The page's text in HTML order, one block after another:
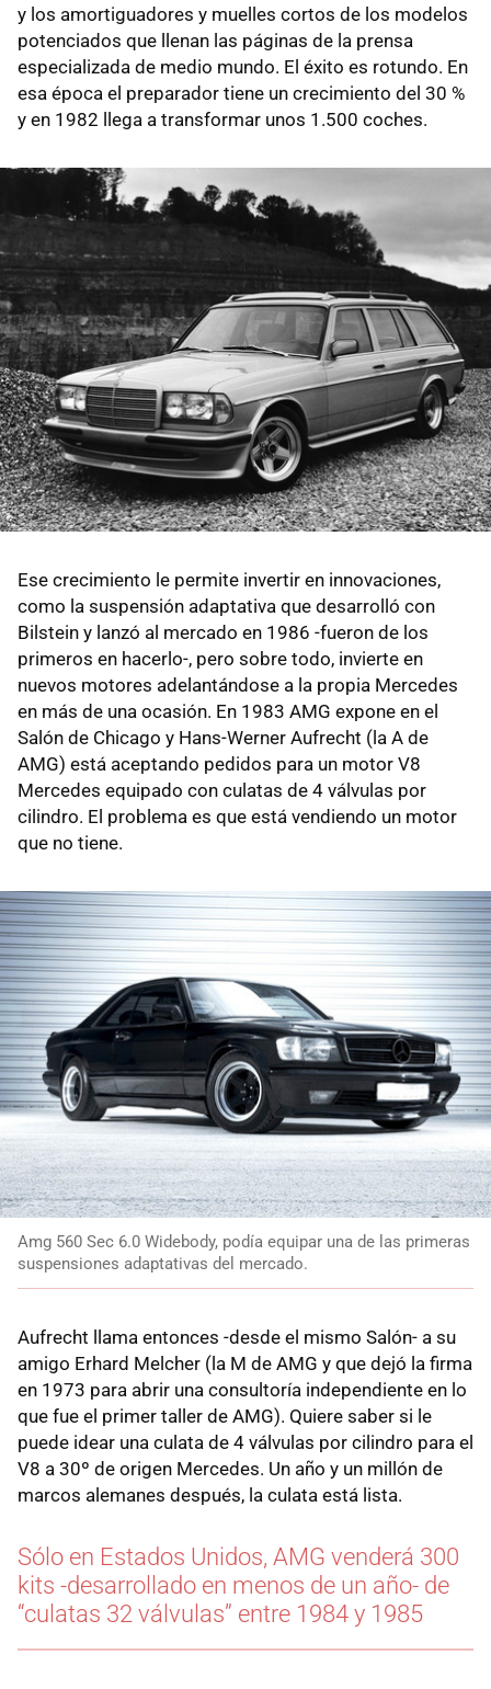
y los amortiguadores y muelles cortos de los modelos
potenciados que llenan las páginas de la prensa
especializada de medio mundo. El éxito es rotundo. En
esa época el preparador tiene un crecimiento del 30 %
y en 1982 llega a transformar unos 1.500 coches.
Ese crecimiento le permite invertir en innovaciones,
como la suspensión adaptativa que desarrolló con
Bilstein y lanzó al mercado en 1986 -fueron de los
primeros en hacerlo-, pero sobre todo, invierte en
nuevos motores adelantándose a la propia Mercedes
en más de una ocasión. En 1983 AMG expone en el
Salón de Chicago y Hans-Werner Aufrecht (la A de
AMG) está aceptando pedidos para un motor V8
Mercedes equipado con culatas de 4 válvulas por
cilindro. El problema es que está vendiendo un motor
que no tiene.
Amg 560 Sec 6.0 Widebody, podía equipar una de las primeras
suspensiones adaptativas del mercado.
Aufrecht llama entonces -desde el mismo Salón- a su
amigo Erhard Melcher (la M de AMG y que dejó la firma
en 1973 para abrir una consultoría independiente en lo
que fue el primer taller de AMG). Quiere saber si le
puede idear una culata de 4 válvulas por cilindro para el
V8 a 30º de origen Mercedes. Un año y un millón de
marcos alemanes después, la culata está lista.
Sólo en Estados Unidos, AMG venderá 300
kits -desarrollado en menos de un año- de
“culatas 32 válvulas” entre 1984 y 1985